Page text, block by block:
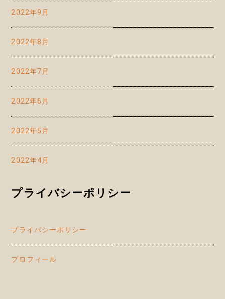
2022年9月
2022年8月
2022年7月
2022年6月
2022年5月
2022年4月
プライバシーポリシー
プライバシーポリシー
プロフィール